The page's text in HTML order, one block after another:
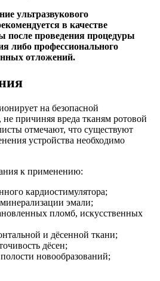
ультразвукового
в качестве
после проведения процедуры
либо профессионального
отложений.
на безопасной
не причиняя вреда тканям ротовой
отмечают, что существуют
устройства необходимо
к применению:
кардиостимулятора;
эмали;
пломб, искусственных
и дёсенной ткани;
дёсен;
новообразований;